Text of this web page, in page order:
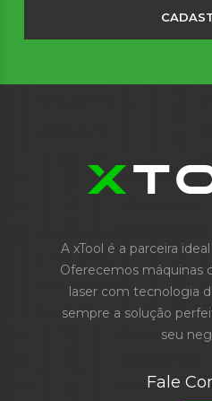
A xTool é a parceira
Oferecemos máquinas
laser com tecnologia
sempre a solução
seu
Fale